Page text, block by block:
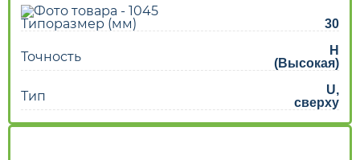
автоматизированных системах и станках с габаритными
ограничениями при монтаже.
Типоразмер (мм) 30
Точность
H
(Высокая)
Тип
U,
сверху